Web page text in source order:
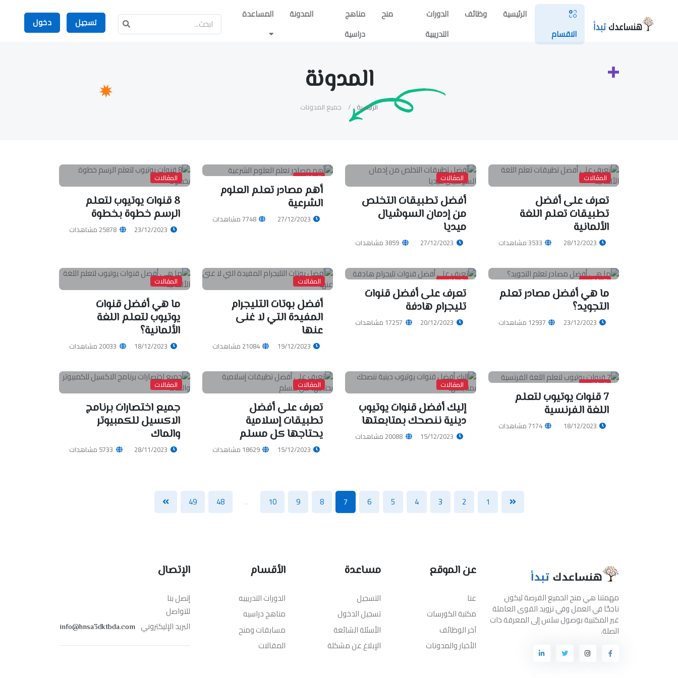
الاقسام
الرئيسية وظائف
الدورات
التدريبية
منح
مناهج
دراسية
المدونة المساعدة
تسجيل دخول
المدونة
الرئيسية جميع المدونات
المقالات
تعرف على أفضل
تطبيقات تعلم اللغة
الألمانية
28/12/2023 3533 مشاهدات
المقالات
أفضل تطبيقات التخلص
من إدمان السوشيال
ميديا
27/12/2023 3859 مشاهدات
المقالات
أهم مصادر تعلم العلوم
الشرعية
27/12/2023 7748 مشاهدات
المقالات
8 قنوات يوتيوب لتعلم
الرسم خطوة بخطوة
23/12/2023 25878 مشاهدات
المقالات
ما هي أفضل مصادر تعلم
التجويد؟
23/12/2023 12937 مشاهدات
المقالات
تعرف على أفضل قنوات
تليجرام هادفة
20/12/2023 17257 مشاهدات
المقالات
أفضل بوتات التليجرام
المفيدة التي لا غنى
عنها
19/12/2023 21084 مشاهدات
المقالات
ما هي أفضل قنوات
يوتيوب لتعلم اللغة
الألمانية؟
18/12/2023 20033 مشاهدات
المقالات
7 قنوات يوتيوب لتعلم
اللغة الفرنسية
18/12/2023 7174 مشاهدات
المقالات
إليك أفضل قنوات يوتيوب
دينية ننصحك بمتابعتها
15/12/2023 20088 مشاهدات
المقالات
تعرف على أفضل
تطبيقات إسلامية
يحتاجها كل مسلم
15/12/2023 18629 مشاهدات
المقالات
جميع اختصارات برنامج
الاكسيل للكمبيوتر
والماك
28/11/2023 5733 مشاهدات
1
2
3
4
5
6
7
8
9
10
...
48
49
مهمتنا هي منح الجميع الفرصة ليكون
ناجحًا في العمل وفي تزويد القوى العاملة
غير المكتبية بوصول سلس إلى المعرفة ذات
الصلة.
عن الموقع
عنا
مكتبة الكورسات
آخر الوظائف
الأخبار والمدونات
مساعدة
التسجيل
تسجيل الدخول
الأسئلة الشائعة
الإبلاغ عن مشكلة
الأقسام
الدورات التدريبيه
مناهج دراسيه
مسابقات ومنح
المقالات
الإتصال
إتصل بنا
للتواصل
البريد الإليكتروني info@hnsa3dktbda.com